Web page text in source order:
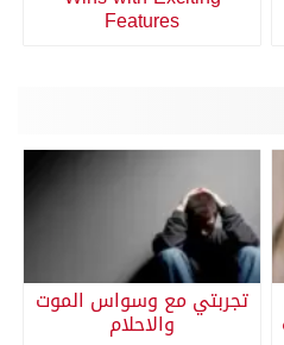
Features
تجربتي مع وسواس الموت
والاحلام